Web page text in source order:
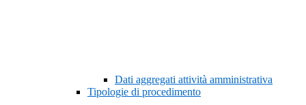
Dati aggregati attività amministrativa
Tipologie di procedimento